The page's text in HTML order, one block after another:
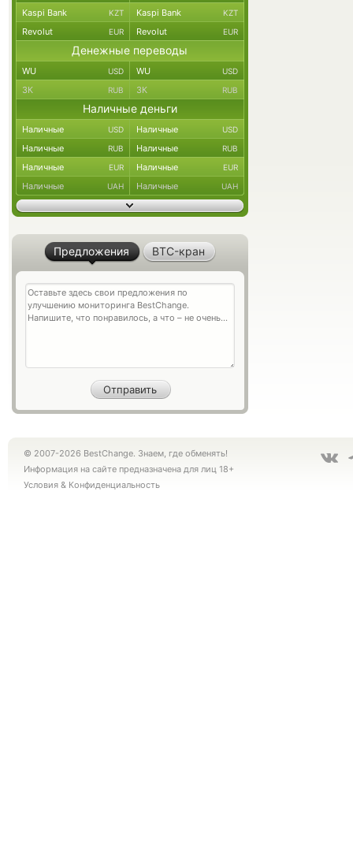
Kaspi Bank KZT Kaspi Bank KZT
Revolut EUR Revolut EUR
Денежные переводы
WU USD WU USD
ЗК RUB ЗК RUB
Наличные деньги
Наличные USD Наличные USD
Наличные RUB Наличные RUB
Наличные EUR Наличные EUR
Наличные UAH Наличные UAH
Предложения BTC-кран
© 2007-2026 BestChange. Знаем, где обменять!
Информация на сайте предназначена для лиц 18+
Условия & Конфиденциальность